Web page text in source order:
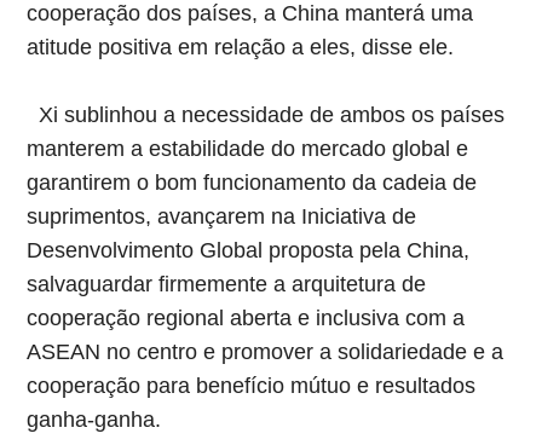
cooperação dos países, a China manterá uma
atitude positiva em relação a eles, disse ele.
Xi sublinhou a necessidade de ambos os países
manterem a estabilidade do mercado global e
garantirem o bom funcionamento da cadeia de
suprimentos, avançarem na Iniciativa de
Desenvolvimento Global proposta pela China,
salvaguardar firmemente a arquitetura de
cooperação regional aberta e inclusiva com a
ASEAN no centro e promover a solidariedade e a
cooperação para benefício mútuo e resultados
ganha-ganha.